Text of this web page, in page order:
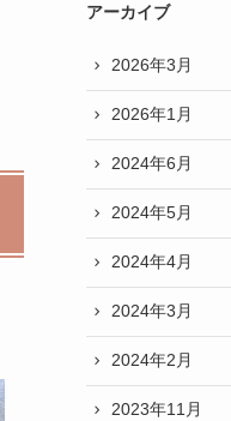
アーカイブ
2026年3月
2026年1月
2024年6月
2024年5月
2024年4月
2024年3月
2024年2月
2023年11月